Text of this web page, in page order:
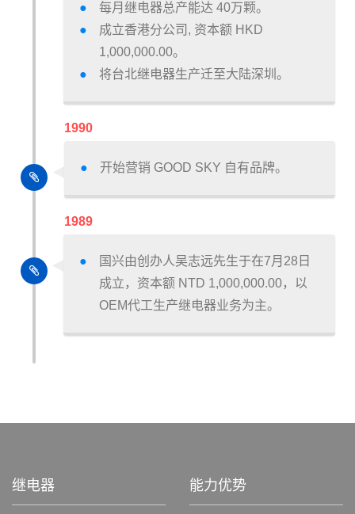
每月继电器总产能达 40万颗。
成立香港分公司, 资本额 HKD
1,000,000.00。
将台北继电器生产迁至大陆深圳。
1990
开始营销 GOOD SKY 自有品牌。
1989
国兴由创办人吴志远先生于在7月28日
成立，资本额 NTD 1,000,000.00，以
OEM代工生产继电器业务为主。
继电器 能力优势